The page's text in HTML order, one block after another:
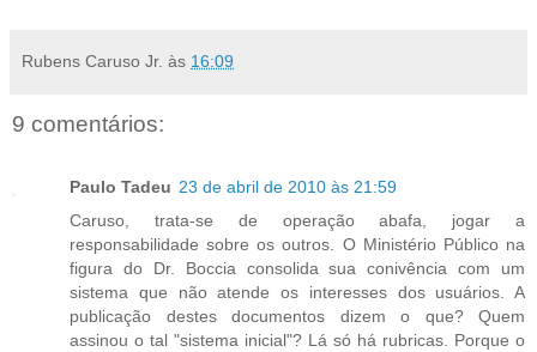
Rubens Caruso Jr. às 16:09
9 comentários:
Paulo Tadeu 23 de abril de 2010 às 21:59
Caruso, trata-se de operação abafa, jogar a
responsabilidade sobre os outros. O Ministério Público na
figura do Dr. Boccia consolida sua conivência com um
sistema que não atende os interesses dos usuários. A
publicação destes documentos dizem o que? Quem
assinou o tal "sistema inicial"? Lá só há rubricas. Porque o